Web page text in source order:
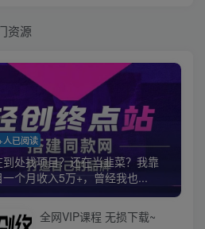
资源
人已阅读
处找项目？还在当韭菜？我靠
一个月收入5万+，曾经我也...
全网VIP课程 无损下载~